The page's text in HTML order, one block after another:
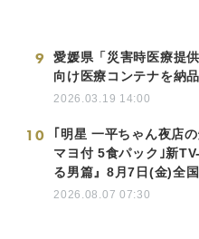
9
愛媛県「災害時医療提
向け医療コンテナを納品
2026.03.19 14:00
10
｢明星 一平ちゃん夜店
マヨ付 5食パック｣新
る男篇』8月7日(金)全
2026.08.07 07:30